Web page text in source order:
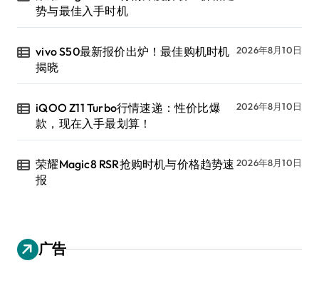
势与最佳入手时机
vivo S50最新报价出炉！最佳购机时机
揭晓
2026年8月10日
iQOO Z11 Turbo行情速递：性价比爆
款，现在入手最划算！
2026年8月10日
荣耀Magic8 RSR抢购时机与价格趋势速
报
2026年8月10日
广告